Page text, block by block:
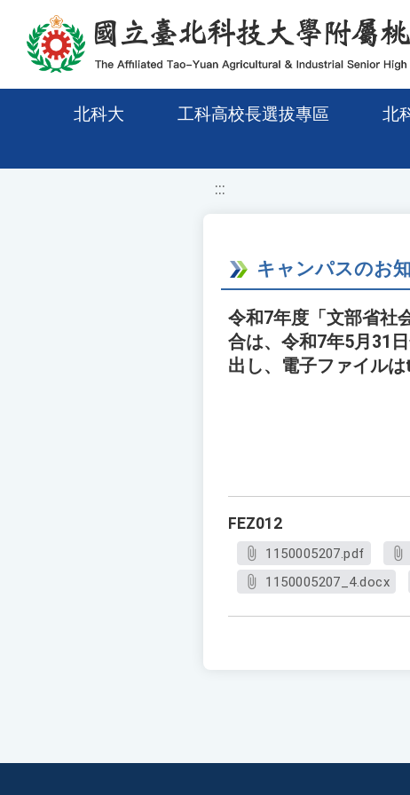
移至網頁之主要內容區位置
北科大 工科高校長選拔專區 北
:::
キャンパスのお
令和7年度「文部省社
合は、令和7年5月31
出し、電子ファイル
FEZ012
1150005207.pdf
1150005207_4.docx